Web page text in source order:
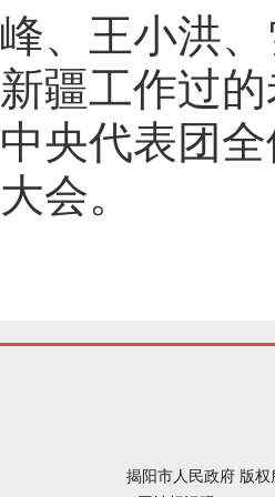
王小洪、
疆工作过
央代表团
会。
揭阳市人民政府 版